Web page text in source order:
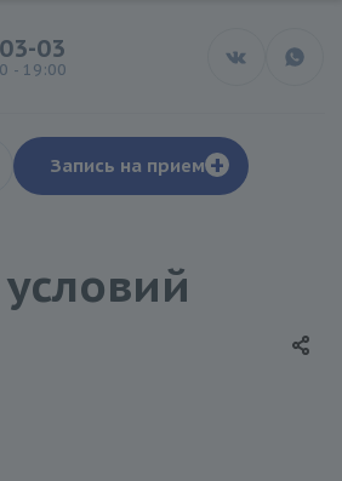
03
- 19:00
Запись на прием +